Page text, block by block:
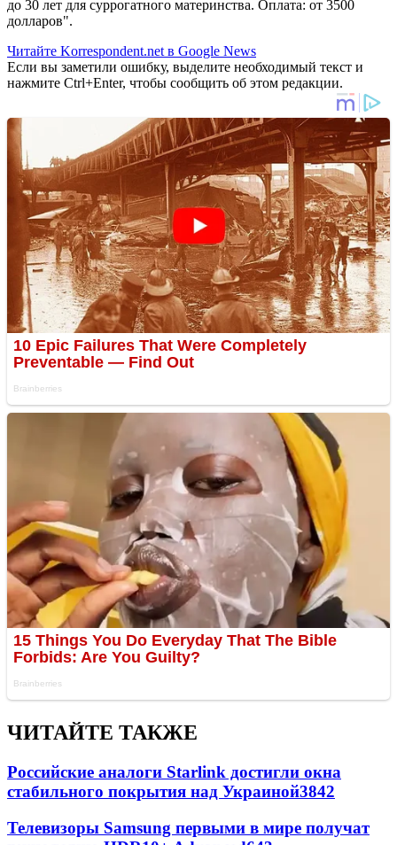
до 30 лет для суррогатного материнства. Оплата: от 3500
долларов".
Читайте Korrespondent.net в Google News
Если вы заметили ошибку, выделите необходимый текст и
нажмите Ctrl+Enter, чтобы сообщить об этом редакции.
ЧИТАЙТЕ ТАКЖЕ
Российские аналоги Starlink достигли окна
стабильного покрытия над Украиной3842
Телевизоры Samsung первыми в мире получат